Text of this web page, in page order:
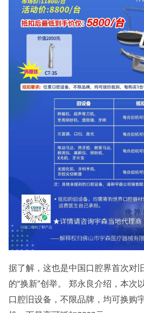
据了解，这也是中国口腔界首次对
的“换新”创举。 郑永良介绍，本次
口腔旧设备，不限品牌，均可换购